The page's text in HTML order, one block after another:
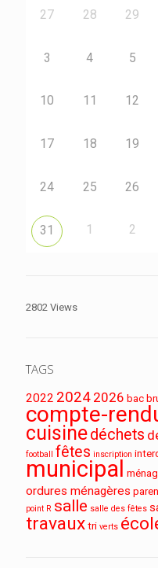
27 28 29
3 4 5
10 11 12
17 18 19
24 25 26
31 1 2
2802 Views
TAGS
2022 2024 2026 bac
compte-
cuisinedéchets
football
fêtes inscription
municipal
ordures ménagères
point R salle salle des fêtes
travaux tri verts